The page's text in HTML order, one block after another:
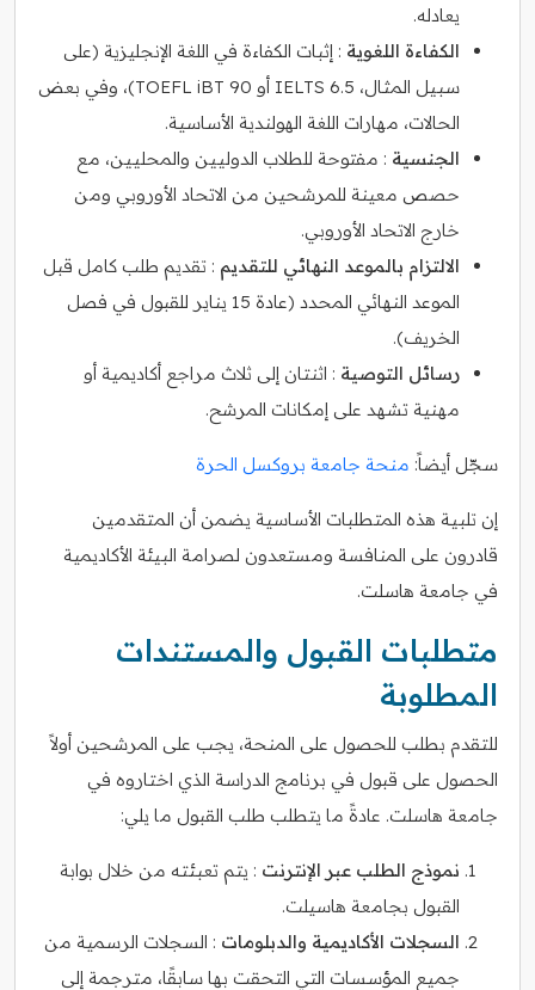
يعادله.
الكفاءة اللغوية : إثبات الكفاءة في اللغة الإنجليزية (على
سبيل المثال، IELTS 6.5 أو TOEFL iBT 90)، وفي بعض
الحالات، مهارات اللغة الهولندية الأساسية.
الجنسية : مفتوحة للطلاب الدوليين والمحليين، مع
حصص معينة للمرشحين من الاتحاد الأوروبي ومن
خارج الاتحاد الأوروبي.
الالتزام بالموعد النهائي للتقديم : تقديم طلب كامل قبل
الموعد النهائي المحدد (عادة 15 يناير للقبول في فصل
الخريف).
رسائل التوصية : اثنتان إلى ثلاث مراجع أكاديمية أو
مهنية تشهد على إمكانات المرشح.
سجّل أيضاً: منحة جامعة بروكسل الحرة
إن تلبية هذه المتطلبات الأساسية يضمن أن المتقدمين
قادرون على المنافسة ومستعدون لصرامة البيئة الأكاديمية
في جامعة هاسلت.
متطلبات القبول والمستندات
المطلوبة
للتقدم بطلب للحصول على المنحة، يجب على المرشحين أولاً
الحصول على قبول في برنامج الدراسة الذي اختاروه في
جامعة هاسلت. عادةً ما يتطلب طلب القبول ما يلي:
نموذج الطلب عبر الإنترنت : يتم تعبئته من خلال بوابة
القبول بجامعة هاسيلت.
السجلات الأكاديمية والدبلومات : السجلات الرسمية من
جميع المؤسسات التي التحقت بها سابقًا، مترجمة إلى